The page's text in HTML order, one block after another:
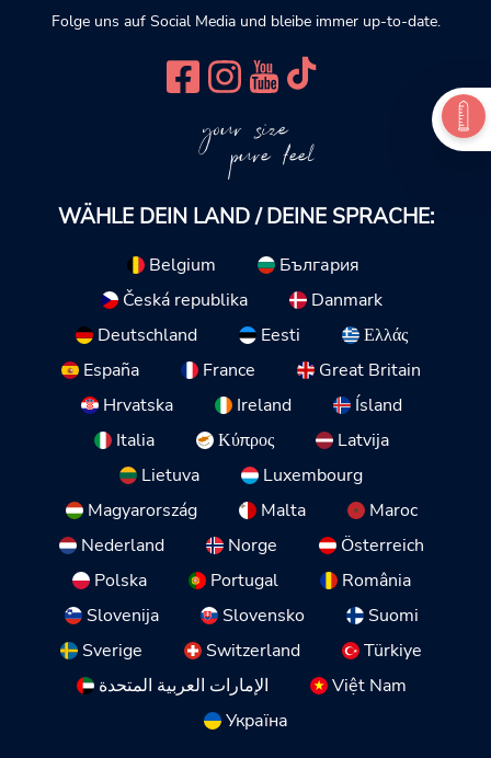
Folge uns auf Social Media und bleibe immer up-to-date.
your size
pure feel
WÄHLE DEIN LAND / DEINE SPRACHE:
Belgium
България
Česká republika
Danmark
Deutschland
Eesti
Ελλάς
España
France
Great Britain
Hrvatska
Ireland
Ísland
Italia
Κύπρος
Latvija
Lietuva
Luxembourg
Magyarország
Malta
Maroc
Nederland
Norge
Österreich
Polska
Portugal
România
Slovenija
Slovensko
Suomi
Sverige
Switzerland
Türkiye
الإمارات العربية المتحدة
Việt Nam
Україна